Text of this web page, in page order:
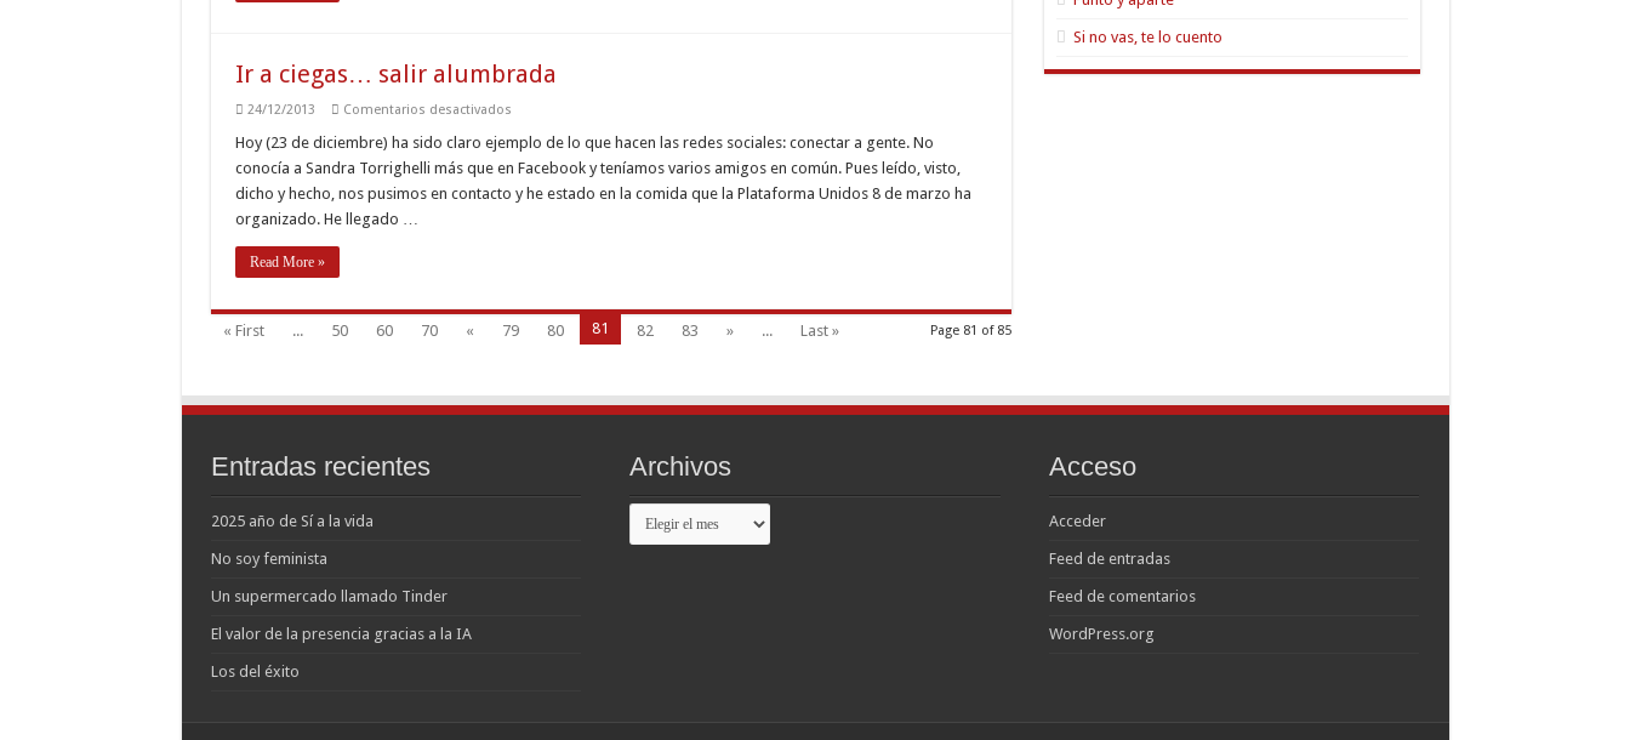
Ir a ciegas… salir alumbrada
24/12/2013 Comentarios desactivadosen
a
ciegas…
salir
alumbrada
Hoy (23 de diciembre) ha sido claro ejemplo de lo que hacen las redes sociales: conectar a gente. No
conocía a Sandra Torrighelli más que en Facebook y teníamos varios amigos en común. Pues leído, visto,
dicho y hecho, nos pusimos en contacto y he estado en la comida que la Plataforma Unidos 8 de marzo ha
organizado. He llegado …
Read More »
Page 81 of 85
« First ... 50 60 70 « 79 80 81 82 83 » ... Last »
Si no vas, te lo cuento
Entradas recientes
2025 año de Sí a la vida
No soy feminista
Un supermercado llamado Tinder
El valor de la presencia gracias a la IA
Los del éxito
Archivos
Archivos
Acceso
Acceder
Feed de entradas
Feed de comentarios
WordPress.org